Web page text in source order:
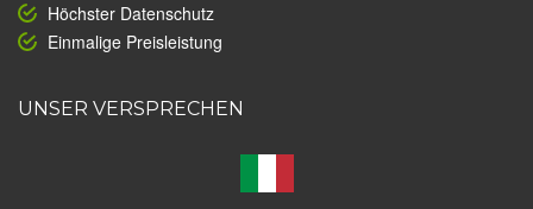
Höchster Datenschutz
Einmalige Preisleistung
UNSER VERSPRECHEN